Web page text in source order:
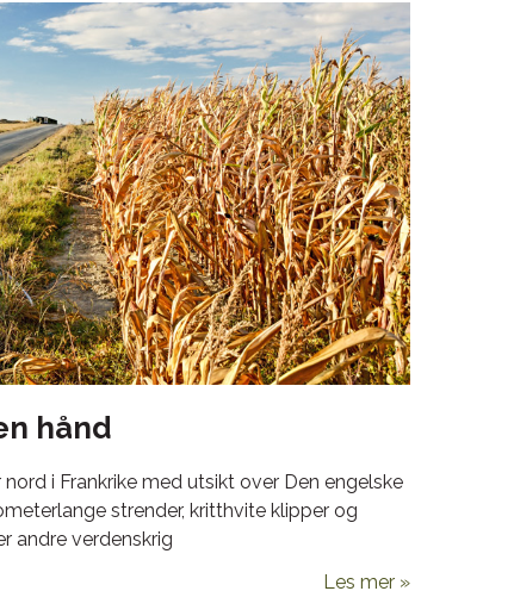
hånd
i Frankrike med utsikt over Den engelske
strender, kritthvite klipper og
andre verdenskrig
Les mer